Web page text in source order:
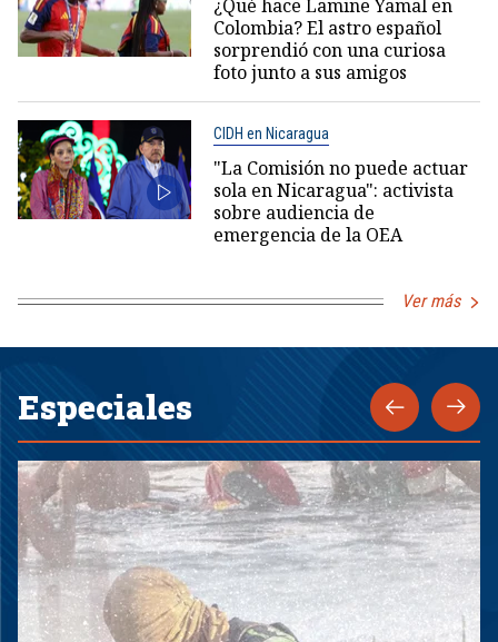
¿Qué hace Lamine Yamal en
Colombia? El astro español
sorprendió con una curiosa
foto junto a sus amigos
CIDH en Nicaragua
"La Comisión no puede actuar
sola en Nicaragua": activista
sobre audiencia de
emergencia de la OEA
Ver más
Especiales